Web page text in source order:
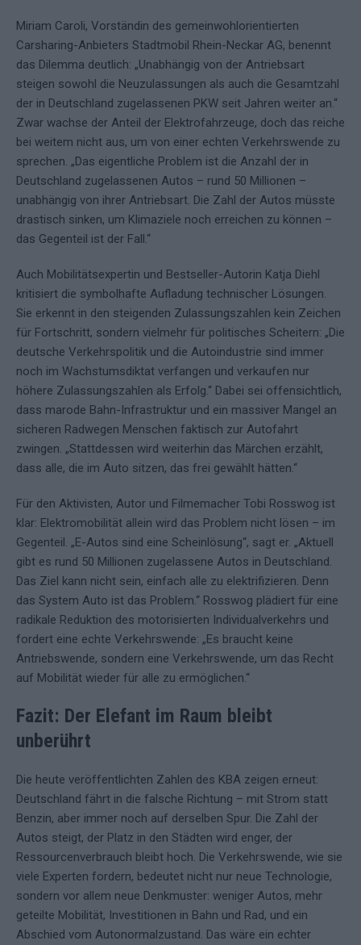
Miriam Caroli, Vorständin des gemeinwohlorientierten
Carsharing-Anbieters Stadtmobil Rhein-Neckar AG, benennt
das Dilemma deutlich: „Unabhängig von der Antriebsart
steigen sowohl die Neuzulassungen als auch die Gesamtzahl
der in Deutschland zugelassenen PKW seit Jahren weiter an.“
Zwar wachse der Anteil der Elektrofahrzeuge, doch das reiche
bei weitem nicht aus, um von einer echten Verkehrswende zu
sprechen. „Das eigentliche Problem ist die Anzahl der in
Deutschland zugelassenen Autos – rund 50 Millionen –
unabhängig von ihrer Antriebsart. Die Zahl der Autos müsste
drastisch sinken, um Klimaziele noch erreichen zu können –
das Gegenteil ist der Fall.“
Auch Mobilitätsexpertin und Bestseller-Autorin Katja Diehl
kritisiert die symbolhafte Aufladung technischer Lösungen.
Sie erkennt in den steigenden Zulassungszahlen kein Zeichen
für Fortschritt, sondern vielmehr für politisches Scheitern: „Die
deutsche Verkehrspolitik und die Autoindustrie sind immer
noch im Wachstumsdiktat verfangen und verkaufen nur
höhere Zulassungszahlen als Erfolg.“ Dabei sei offensichtlich,
dass marode Bahn-Infrastruktur und ein massiver Mangel an
sicheren Radwegen Menschen faktisch zur Autofahrt
zwingen. „Stattdessen wird weiterhin das Märchen erzählt,
dass alle, die im Auto sitzen, das frei gewählt hätten.“
Für den Aktivisten, Autor und Filmemacher Tobi Rosswog ist
klar: Elektromobilität allein wird das Problem nicht lösen – im
Gegenteil. „E-Autos sind eine Scheinlösung“, sagt er. „Aktuell
gibt es rund 50 Millionen zugelassene Autos in Deutschland.
Das Ziel kann nicht sein, einfach alle zu elektrifizieren. Denn
das System Auto ist das Problem.“ Rosswog plädiert für eine
radikale Reduktion des motorisierten Individualverkehrs und
fordert eine echte Verkehrswende: „Es braucht keine
Antriebswende, sondern eine Verkehrswende, um das Recht
auf Mobilität wieder für alle zu ermöglichen.“
Fazit: Der Elefant im Raum bleibt
unberührt
Die heute veröffentlichten Zahlen des KBA zeigen erneut:
Deutschland fährt in die falsche Richtung – mit Strom statt
Benzin, aber immer noch auf derselben Spur. Die Zahl der
Autos steigt, der Platz in den Städten wird enger, der
Ressourcenverbrauch bleibt hoch. Die Verkehrswende, wie sie
viele Experten fordern, bedeutet nicht nur neue Technologie,
sondern vor allem neue Denkmuster: weniger Autos, mehr
geteilte Mobilität, Investitionen in Bahn und Rad, und ein
Abschied vom Autonormalzustand. Das wäre ein echter